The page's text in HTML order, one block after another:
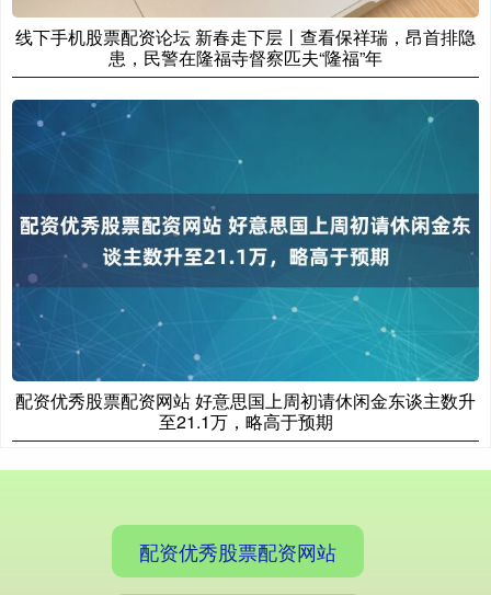
线下手机股票配资论坛 新春走下层丨查看保祥瑞，昂首排隐
患，民警在隆福寺督察匹夫“隆福”年
配资优秀股票配资网站 好意思国上周初请休闲金东谈主数升
至21.1万，略高于预期
配资优秀股票配资网站